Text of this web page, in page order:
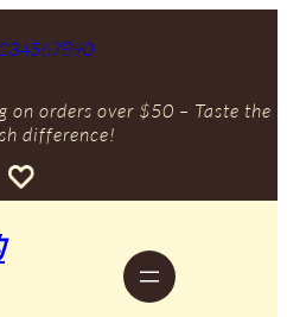
on orders over $50 – Taste the
difference!